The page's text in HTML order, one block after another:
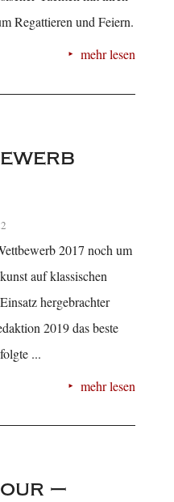
Regattieren und Feiern.
mehr lesen
2017 noch um
auf klassischen
hergebrachter
2019 das beste
...
mehr lesen
–